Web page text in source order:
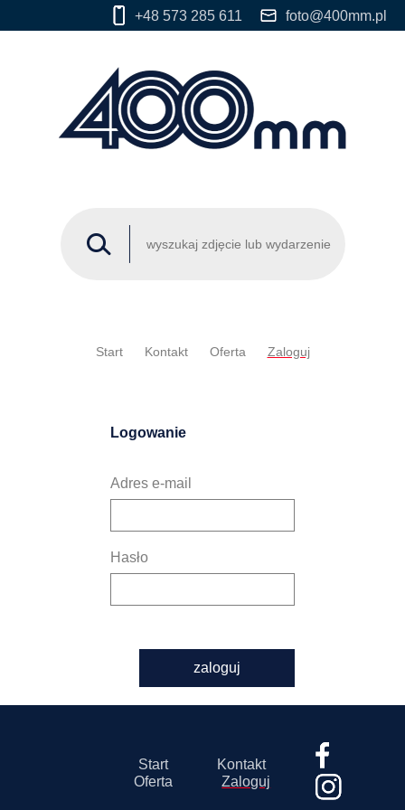
+48 573 285 611 foto@400mm.pl
Start Kontakt Oferta Zaloguj
Logowanie
Adres e-mail
Hasło
zaloguj
Start
Kontakt
Oferta
Zaloguj